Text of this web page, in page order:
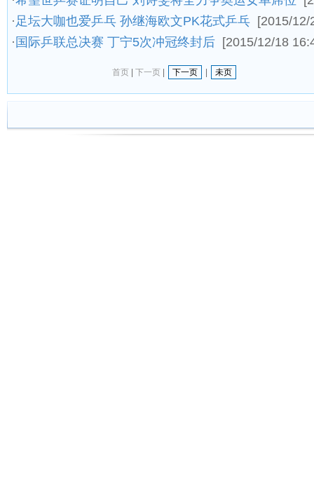
·足坛大咖也爱乒乓 孙继海欧文PK花式乒乓 [2015/12/
·国际乒联总决赛 丁宁5次冲冠终封后 [2015/12/18
首页| 下一页| 下一页 未页